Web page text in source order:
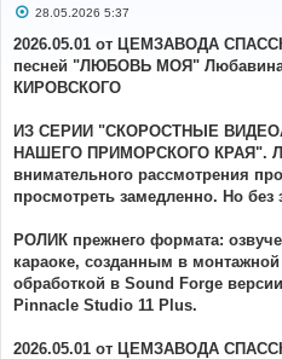
С
о
б
щ
е
н
е
28.05.2026 5:37
2026.05.01 от ЦЕМЗАВОДА
песней "ЛЮБОВЬ МОЯ"
КИРОВСКОГО
ИЗ СЕРИИ "СКОРОСТНЫЕ
НАШЕГО ПРИМОРСКОГО КРАЯ".
внимательного рассмотрения
просмотреть замедленно. Но без
РОЛИК прежнего формата:
караоке, созданным в
обработкой в Sound Forge
Pinnacle Studio 11 Plus.
2026.05.01 от ЦЕМЗАВОДА